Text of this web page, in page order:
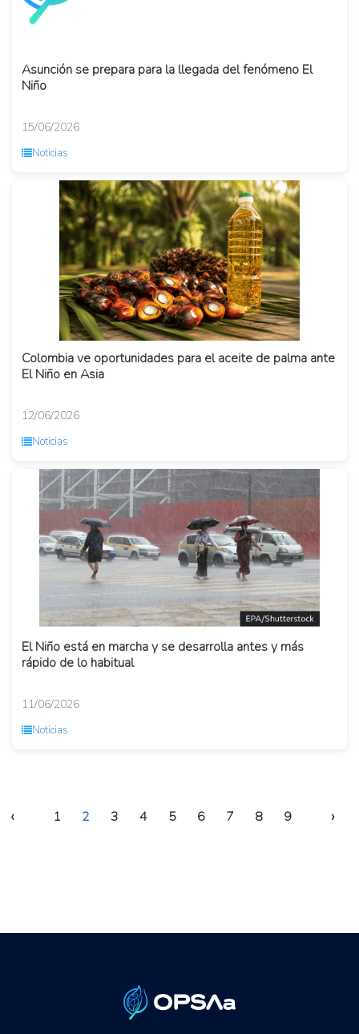
Asunción se prepara para la llegada del fenómeno El
Niño
15/06/2026
Noticias
Colombia ve oportunidades para el aceite de palma ante
El Niño en Asia
12/06/2026
Noticias
El Niño está en marcha y se desarrolla antes y más
rápido de lo habitual
11/06/2026
Noticias
‹ 1 2 3 4 5 6 7 8 9 ›